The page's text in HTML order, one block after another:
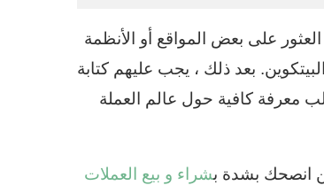
على بعض المواقع أو الأنظمة
بعد ذلك ، يجب عليهم كتابة
كافية حول عالم العملة
شراء و بيع العملات